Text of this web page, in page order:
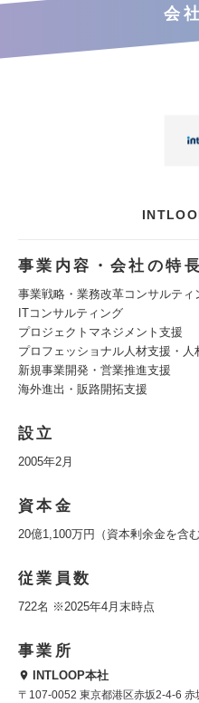
会
事業内容・会社の特長
事業戦略・業務改革コンサルティ
ITコンサルティング
プロジェクトマネジメント支援
プロフェッショナル人材支援・人
新規事業開発・営業推進支援
海外進出・販路開拓支援
設立
2005年2月
資本金
20億1,100万円（資本剰余金を含
従業員数
722名 ※2025年4月末時点
事業所
INTLOOP本社
〒107-0052 東京都港区赤坂2-4-6 赤